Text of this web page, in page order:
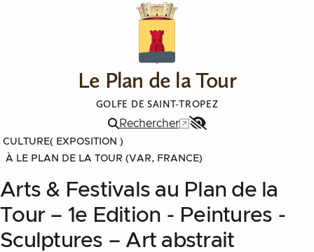
Le Plan de la Tour
GOLFE DE SAINT-TROPEZ
Menu
Rechercher
CULTURE( EXPOSITION )
À LE PLAN DE LA TOUR (VAR, FRANCE)
Arts & Festivals au Plan de la
Tour – 1e Edition - Peintures -
Sculptures – Art abstrait